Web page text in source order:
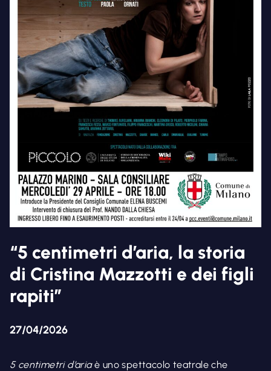
“5 centimetri d’aria, la storia
di Cristina Mazzotti e dei figli
rapiti”
27/04/2026
5 centimetri d’ariaè uno spettacolo teatrale che